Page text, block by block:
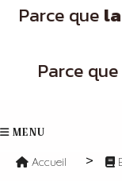
Parce que la
Parce que
MENU
Accueil